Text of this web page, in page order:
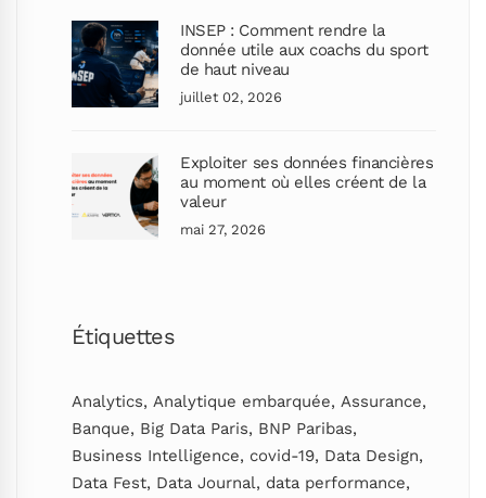
INSEP : Comment rendre la
donnée utile aux coachs du sport
de haut niveau
juillet 02, 2026
Exploiter ses données financières
au moment où elles créent de la
valeur
mai 27, 2026
Étiquettes
Analytics, Analytique embarquée, Assurance,
Banque, Big Data Paris, BNP Paribas,
Business Intelligence, covid-19, Data Design,
Data Fest, Data Journal, data performance,